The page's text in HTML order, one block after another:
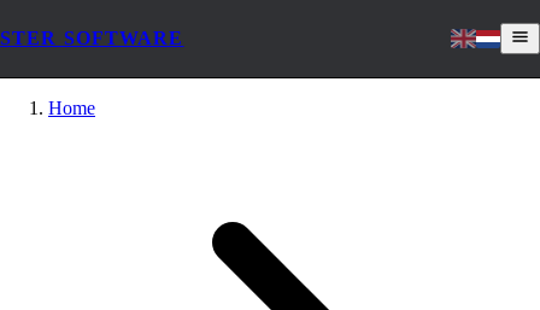
STER SOFTWARE
Home